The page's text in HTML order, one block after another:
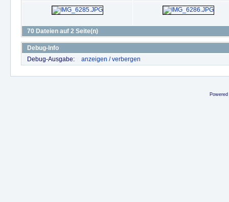
70 Dateien auf 2 Seite(n)
Debug-Info
Debug-Ausgabe:
anzeigen / verbergen